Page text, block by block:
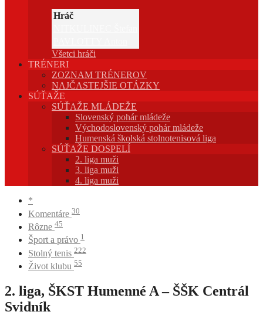
Hráč
Všetci hráči
TRÉNERI
ZOZNAM TRÉNEROV
NAJČASTEJŠIE OTÁZKY
SÚŤAŽE
SÚŤAŽE MLÁDEŽE
Slovenský pohár mládeže
Východoslovenský pohár mládeže
Humenská školská stolnotenisová liga
SÚŤAŽE DOSPELÍ
2. liga muži
3. liga muži
4. liga muži
*
Komentáre 30
Rôzne 45
Šport a právo 1
Stolný tenis 222
Život klubu 55
2. liga, ŠKST Humenné A – ŠŠK Centrál
Svidník